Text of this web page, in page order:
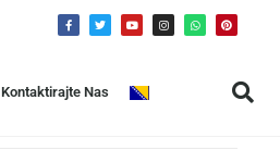
Kontaktirajte Nas